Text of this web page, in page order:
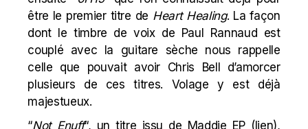
être le premier titre de Heart Healing. La façon
dont le timbre de voix de Paul Rannaud est
couplé avec la guitare sèche nous rappelle
celle que pouvait avoir Chris Bell d’amorcer
plusieurs de ces titres. Volage y est déjà
majestueux.
“Not Enuff“, un titre issu de Maddie EP (lien),